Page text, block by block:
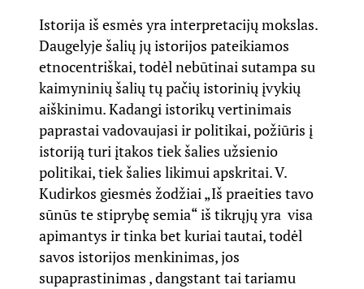
Istorija iš esmės yra interpretacijų mokslas.
Daugelyje šalių jų istorijos pateikiamos
etnocentriškai, todėl nebūtinai sutampa su
kaimyninių šalių tų pačių istorinių įvykių
aiškinimu. Kadangi istorikų vertinimais
paprastai vadovaujasi ir politikai, požiūris į
istoriją turi įtakos tiek šalies užsienio
politikai, tiek šalies likimui apskritai. V.
Kudirkos giesmės žodžiai „Iš praeities tavo
sūnūs te stiprybę semia“ iš tikrųjų yra visa
apimantys ir tinka bet kuriai tautai, todėl
savos istorijos menkinimas, jos
supaprastinimas , dangstant tai tariamu